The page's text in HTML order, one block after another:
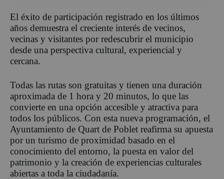
El éxito de participación registrado en los últimos
años demuestra el creciente interés de vecinos,
vecinas y visitantes por redescubrir el municipio
desde una perspectiva cultural, experiencial y
cercana.
Todas las rutas son gratuitas y tienen una duración
aproximada de 1 hora y 20 minutos, lo que las
convierte en una opción accesible y atractiva para
todos los públicos. Con esta nueva programación, el
Ayuntamiento de Quart de Poblet reafirma su apuesta
por un turismo de proximidad basado en el
conocimiento del entorno, la puesta en valor del
patrimonio y la creación de experiencias culturales
abiertas a toda la ciudadanía.